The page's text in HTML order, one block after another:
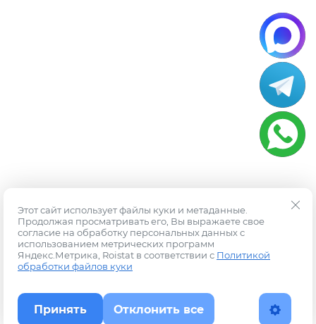
Этот сайт использует файлы куки и метаданные.
Продолжая просматривать его, Вы выражаете свое
согласие на обработку персональных данных с
использованием метрических программ
Яндекс.Метрика, Roistat в соответствии с Политикой
обработки файлов куки
Принять Отклонить все